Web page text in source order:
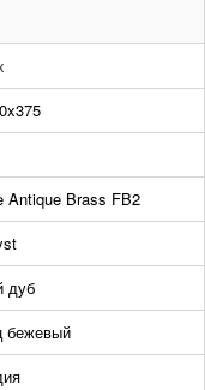
Antique Brass FB2
дуб
бежевый